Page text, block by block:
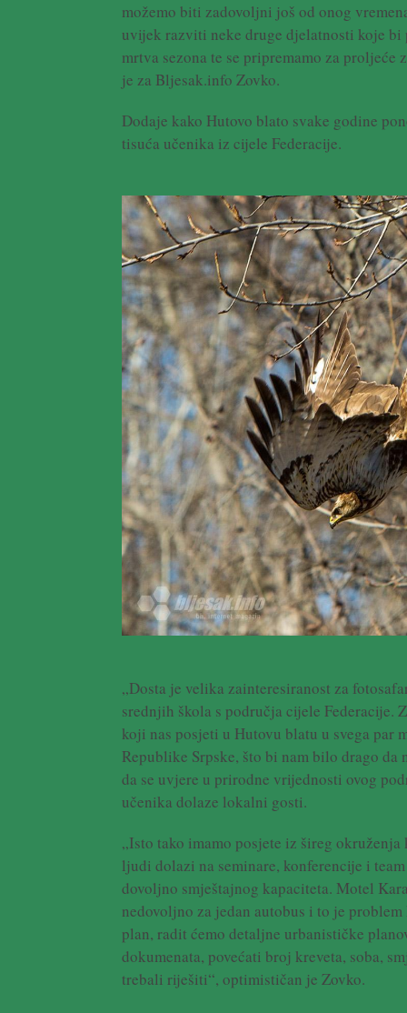
možemo biti zadovoljni još od onog
uvijek razviti neke druge djelatnosti koje bi
mrtva sezona te se pripremamo za proljeće
je za Bljesak.info Zovko.
Dodaje kako Hutovo blato svake godine
tisuća učenika iz cijele Federacije.
„Dosta je velika zainteresiranost za
srednjih škola s područja cijele Federacije.
koji nas posjeti u Hutovu blatu u svega par
Republike Srpske, što bi nam bilo drago
da se uvjere u prirodne vrijednosti ovog
učenika dolaze lokalni gosti.
„Isto tako imamo posjete iz šireg
ljudi dolazi na seminare, konferencije i
dovoljno smještajnog kapaciteta. Motel
nedovoljno za jedan autobus i to je
plan, radit ćemo detaljne urbanističke
dokumenata, povećati broj kreveta, soba,
trebali riješiti“, optimističan je Zovko.